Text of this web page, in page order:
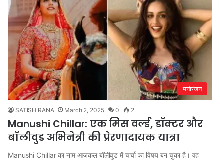
मनोरंजन
SATISH RANA March 2, 2025 0 2
Manushi Chillar: एक मिस वर्ल्ड, डॉक्टर और
बॉलीवुड अभिनेत्री की प्रेरणादायक यात्रा
Manushi Chillar का नाम आजकल बॉलीवुड में चर्चा का विषय बन चुका है। वह